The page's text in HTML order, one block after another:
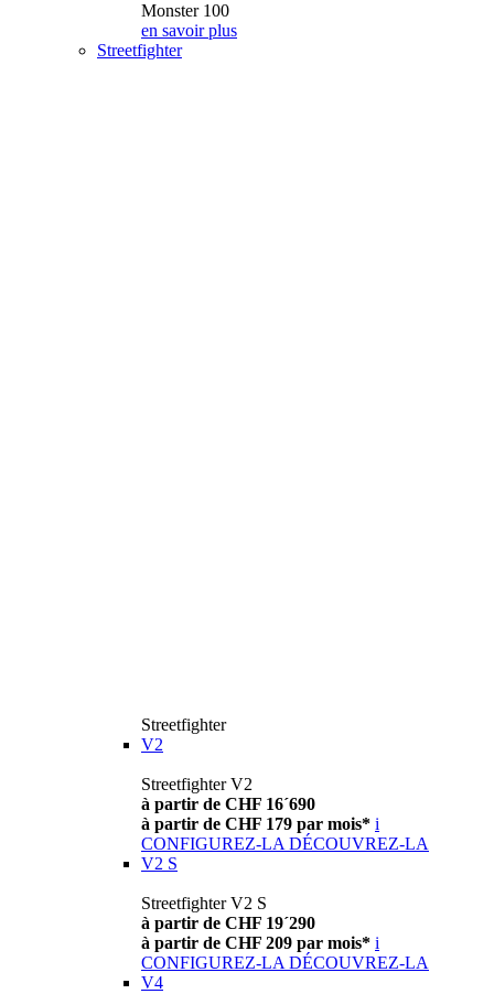
Monster 100
en savoir plus
Streetfighter
Streetfighter
V2
Streetfighter V2
à partir de CHF 16´690
à partir de CHF 179 par mois* i
CONFIGUREZ-LA DÉCOUVREZ-LA
V2 S
Streetfighter V2 S
à partir de CHF 19´290
à partir de CHF 209 par mois* i
CONFIGUREZ-LA DÉCOUVREZ-LA
V4